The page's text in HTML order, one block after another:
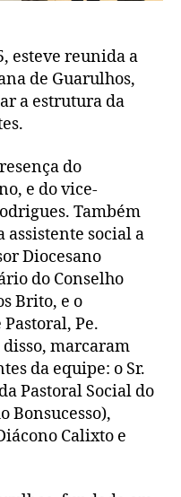
esteve reunida a
de Guarulhos,
a estrutura da
do
e do vice-
Também
social a
Diocesano
do Conselho
Brito, e o
Pe.
marcaram
da equipe: o Sr.
Pastoral Social do
Bonsucesso),
Calixto e